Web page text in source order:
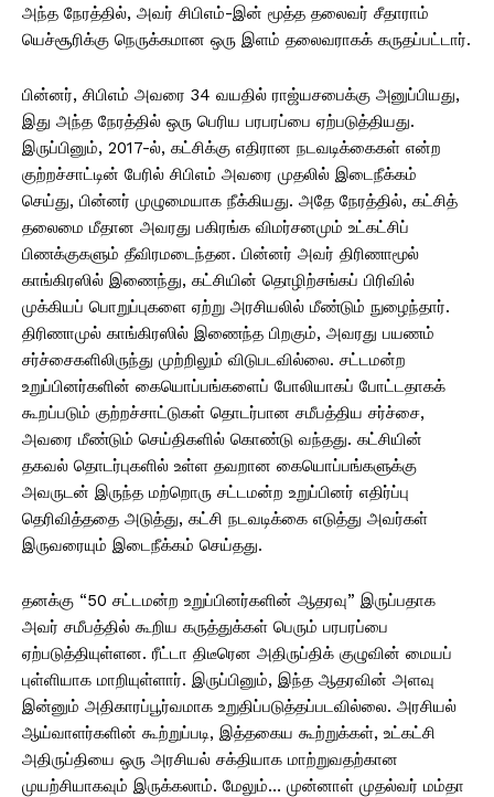
அந்த நேரத்தில், அவர் சிபிஎம்-இன் மூத்த தலைவர் சீதாராம்
யெச்சூரிக்கு நெருக்கமான ஒரு இளம் தலைவராகக் கருதப்பட்டார்.
பின்னர், சிபிஎம் அவரை 34 வயதில் ராஜ்யசபைக்கு அனுப்பியது,
இது அந்த நேரத்தில் ஒரு பெரிய பரபரப்பை ஏற்படுத்தியது.
இருப்பினும், 2017-ல், கட்சிக்கு எதிரான நடவடிக்கைகள் என்ற
குற்றச்சாட்டின் பேரில் சிபிஎம் அவரை முதலில் இடைநீக்கம்
செய்து, பின்னர் முழுமையாக நீக்கியது. அதே நேரத்தில், கட்சித்
தலைமை மீதான அவரது பகிரங்க விமர்சனமும் உட்கட்சிப்
பிணக்குகளும் தீவிரமடைந்தன. பின்னர் அவர் திரிணாமூல்
காங்கிரஸில் இணைந்து, கட்சியின் தொழிற்சங்கப் பிரிவில்
முக்கியப் பொறுப்புகளை ஏற்று அரசியலில் மீண்டும் நுழைந்தார்.
திரிணாமுல் காங்கிரஸில் இணைந்த பிறகும், அவரது பயணம்
சர்ச்சைகளிலிருந்து முற்றிலும் விடுபடவில்லை. சட்டமன்ற
உறுப்பினர்களின் கையொப்பங்களைப் போலியாகப் போட்டதாகக்
கூறப்படும் குற்றச்சாட்டுகள் தொடர்பான சமீபத்திய சர்ச்சை,
அவரை மீண்டும் செய்திகளில் கொண்டு வந்தது. கட்சியின்
தகவல் தொடர்புகளில் உள்ள தவறான கையொப்பங்களுக்கு
அவருடன் இருந்த மற்றொரு சட்டமன்ற உறுப்பினர் எதிர்ப்பு
தெரிவித்ததை அடுத்து, கட்சி நடவடிக்கை எடுத்து அவர்கள்
இருவரையும் இடைநீக்கம் செய்தது.
தனக்கு “50 சட்டமன்ற உறுப்பினர்களின் ஆதரவு” இருப்பதாக
அவர் சமீபத்தில் கூறிய கருத்துக்கள் பெரும் பரபரப்பை
ஏற்படுத்தியுள்ளன. ரீட்டா திடீரென அதிருப்திக் குழுவின் மையப்
புள்ளியாக மாறியுள்ளார். இருப்பினும், இந்த ஆதரவின் அளவு
இன்னும் அதிகாரப்பூர்வமாக உறுதிப்படுத்தப்படவில்லை. அரசியல்
ஆய்வாளர்களின் கூற்றுப்படி, இத்தகைய கூற்றுக்கள், உட்கட்சி
அதிருப்தியை ஒரு அரசியல் சக்தியாக மாற்றுவதற்கான
முயற்சியாகவும் இருக்கலாம். மேலும்… முன்னாள் முதல்வர் மம்தா